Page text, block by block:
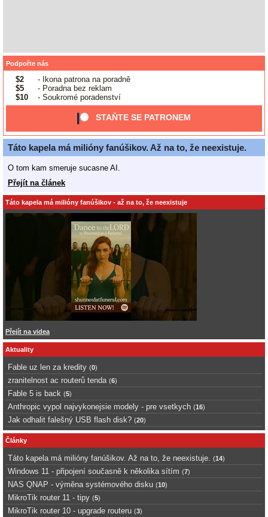
Podpořte nás
$2
- Ikona patrona na poradně
$5
- Poradna bez reklam
$10
- Soukromé poradenství
STAŇTE SE PATRONEM
Táto kapela má milióny fanúšikov. Až na to, že neexistuje.
O tom kam smeruje sucasne AI.
Přejít na článek
Táto kapela má milióny fanúšikov - až na to, že neexistuje
Přejít na videa
Aktuality
Fable uz len za kredity (0)
zranitelnost ac routerů tenda (6)
Fable 5 is back (5)
Anthropic vypol najvykonejsie modely - pre vsetkych (16)
Jak odhalit falešný USB flash disk? (20)
Články
Táto kapela má milióny fanúšikov. Až na to, že neexistuje. (14)
Windows 11 - připojení současně k několika sítím (7)
NAS QNAP - výměna systémového disku (10)
MikroTik router 11 - tipy (5)
MikroTik router 10 - upgrade routeru (3)